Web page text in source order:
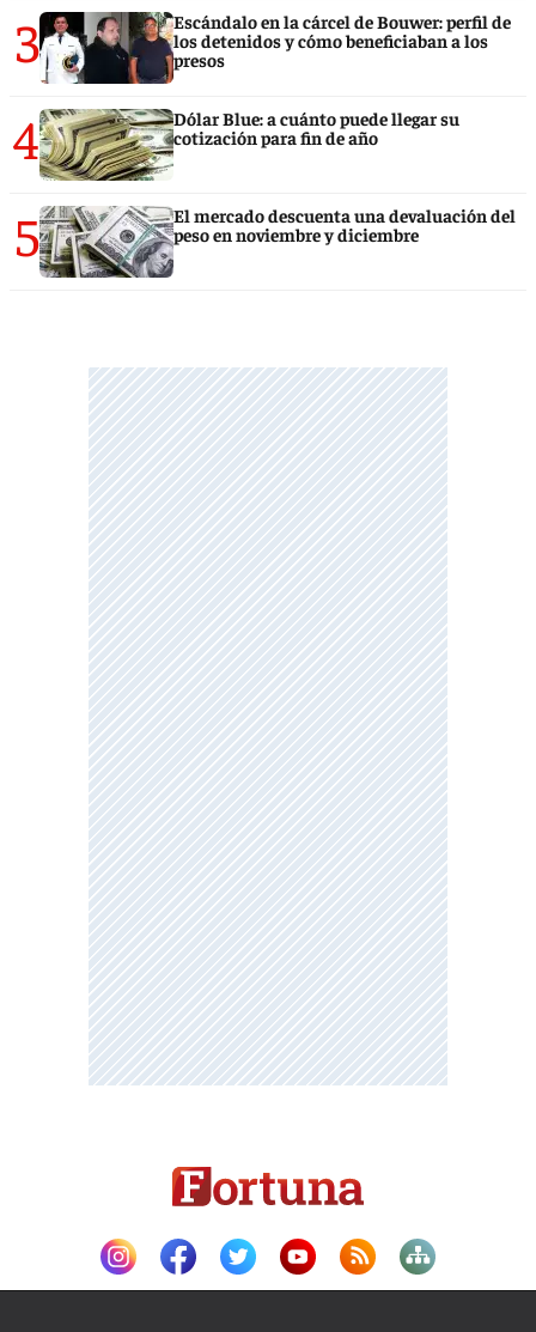
3
Escándalo en la cárcel de Bouwer: perfil de
los detenidos y cómo beneficiaban a los
presos
4
Dólar Blue: a cuánto puede llegar su
cotización para fin de año
5
El mercado descuenta una devaluación del
peso en noviembre y diciembre